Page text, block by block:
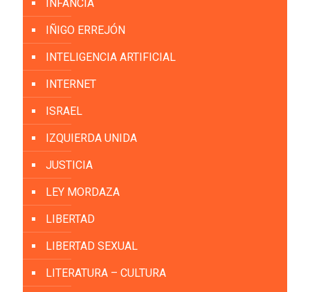
INFANCIA
IÑIGO ERREJÓN
INTELIGENCIA ARTIFICIAL
INTERNET
ISRAEL
IZQUIERDA UNIDA
JUSTICIA
LEY MORDAZA
LIBERTAD
LIBERTAD SEXUAL
LITERATURA – CULTURA